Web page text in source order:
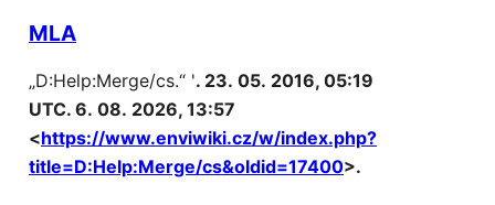
MLA
„D:Help:Merge/cs.“ '. 23. 05. 2016, 05:19
UTC. 6. 08. 2026, 13:57
<https://www.enviwiki.cz/w/index.php?
title=D:Help:Merge/cs&oldid=17400>.